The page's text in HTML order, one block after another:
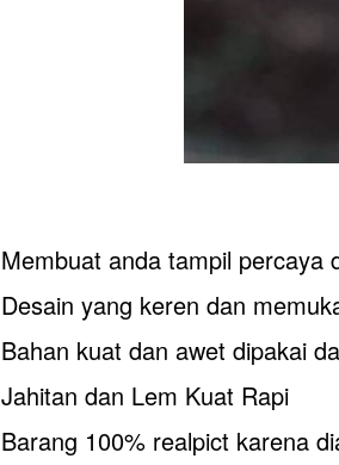
Membuat anda tampil percaya
Desain yang keren dan
Bahan kuat dan awet dipakai
Jahitan dan Lem Kuat Rapi
Barang 100% realpict karena